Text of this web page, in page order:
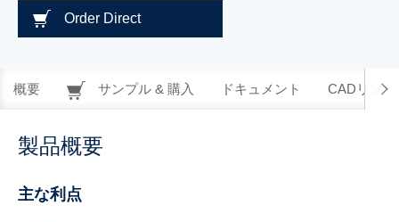
Order Direct
概要 サンプル & 購入 ドキュメント CADリソー
製品概要
主な利点